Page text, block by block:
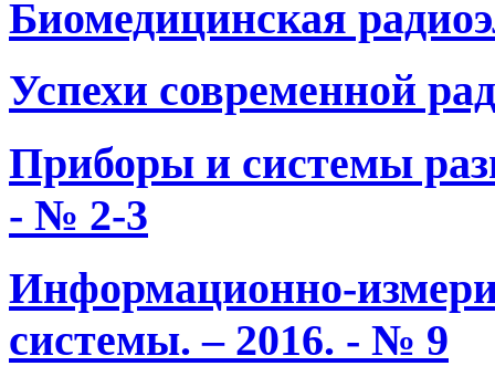
Биомедицинская
Успехи современной
Приборы и системы
- № 2-3
Информационно-
системы. – 2016. - № 9